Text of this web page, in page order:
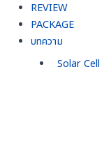
REVIEW
PACKAGE
บทความ
Solar Cell